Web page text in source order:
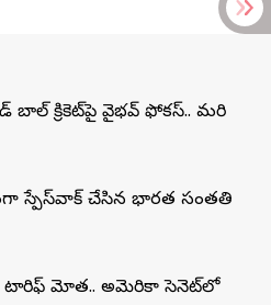
బాల్ క్రికెట్‌పై వైభవ్ ఫోకస్.. మరి
స్పేస్‌వాక్‌ చేసిన భారత సంతతి
టారిఫ్‌ మోత.. అమెరికా సెనెట్‌లో